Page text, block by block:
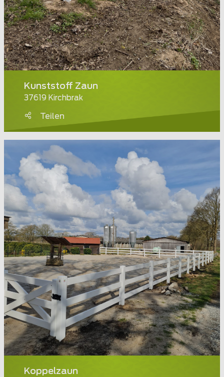
Kunststoff Zaun
37619 Kirchbrak
Teilen
Koppelzaun